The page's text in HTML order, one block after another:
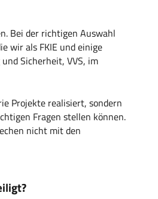
Bei der richtigen Auswahl
wir als FKIE und einige
Sicherheit, VVS, im
Projekte realisiert, sondern
Fragen stellen können.
nicht mit den